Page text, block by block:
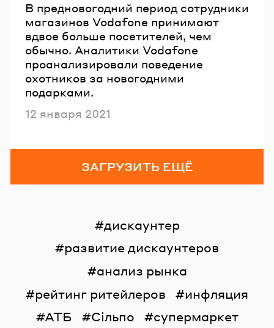
В предновогодний период сотрудники
магазинов Vodafone принимают
вдвое больше посетителей, чем
обычно. Аналитики Vodafone
проанализировали поведение
охотников за новогодними
подарками.
Опубликовано
12 января 2021
ЗАГРУЗИТЬ ЕЩЁ
дискаунтер
развитие дискаунтеров
анализ рынка
рейтинг ритейлеров
инфляция
АТБ
Сільпо
супермаркет